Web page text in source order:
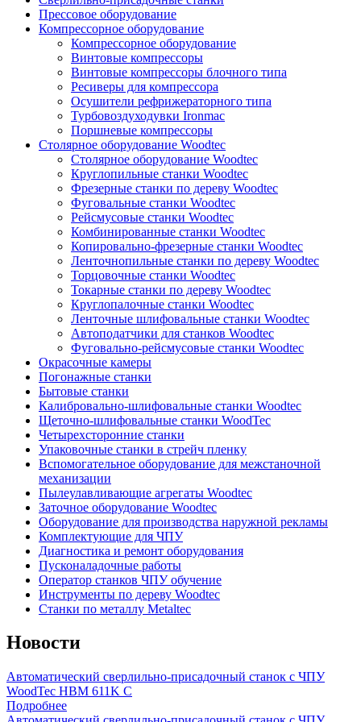
Прессовое оборудование
Компрессорное оборудование
Компрессорное оборудование
Винтовые компрессоры
Винтовые компрессоры блочного типа
Ресиверы для компрессора
Осушители рефрижераторного типа
Турбовоздуходувки Ironmac
Поршневые компрессоры
Столярное оборудование Woodtec
Столярное оборудование Woodtec
Круглопильные станки Woodtec
Фрезерные станки по дереву Woodtec
Фуговальные станки Woodtec
Рейсмусовые станки Woodtec
Комбинированные станки Woodtec
Копировально-фрезерные станки Woodtec
Ленточнопильные станки по дереву Woodtec
Торцовочные станки Woodtec
Токарные станки по дереву Woodtec
Круглопалочные станки Woodtec
Ленточные шлифовальные станки Woodtec
Автоподатчики для станков Woodtec
Фуговально-рейсмусовые станки Woodtec
Окрасочные камеры
Погонажные станки
Бытовые станки
Калибровально-шлифовальные станки Woodtec
Щеточно-шлифовальные станки WoodTec
Четырехсторонние станки
Упаковочные станки в стрейч пленку
Вспомогательное оборудование для межстаночной
механизации
Пылеулавливающие агрегаты Woodtec
Заточное оборудование Woodtec
Оборудование для производства наружной рекламы
Комплектующие для ЧПУ
Диагностика и ремонт оборудования
Пусконаладочные работы
Оператор станков ЧПУ обучение
Инструменты по дереву Woodtec
Станки по металлу Metaltec
Новости
Автоматический сверлильно-присадочный станок с ЧПУ
WoodTec HBM 611K C
Подробнее